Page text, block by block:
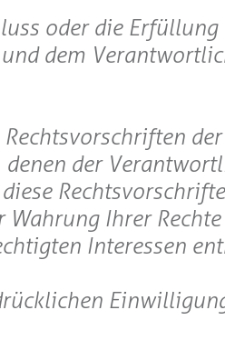
oder die Erfüllung
dem
der
Wahrung Ihrer
Interessen